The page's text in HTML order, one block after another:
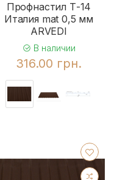
Профнастил Т-14
Италия mat 0,5 мм
ARVEDI
В наличии
316.00 грн.